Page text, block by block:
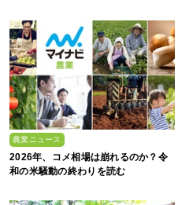
農業ニュース
2026年、コメ相場は崩れるのか？令
和の米騒動の終わりを読む